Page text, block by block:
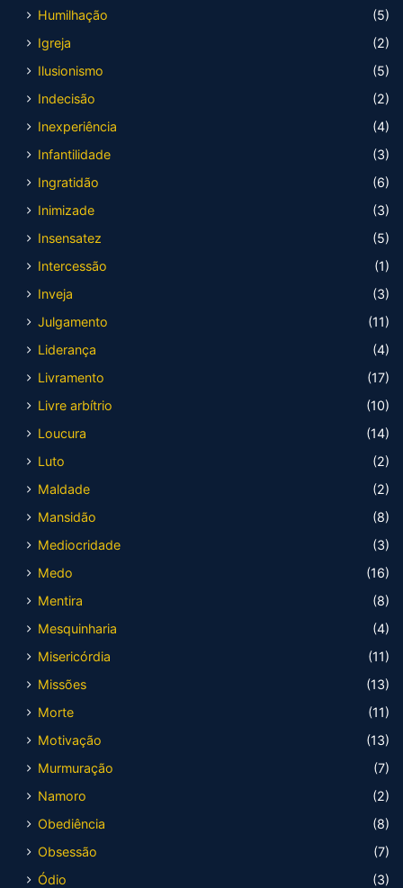
Humilhação
(5)
Igreja
(2)
Ilusionismo
(5)
Indecisão
(2)
Inexperiência
(4)
Infantilidade
(3)
Ingratidão
(6)
Inimizade
(3)
Insensatez
(5)
Intercessão
(1)
Inveja
(3)
Julgamento
(11)
Liderança
(4)
Livramento
(17)
Livre arbítrio
(10)
Loucura
(14)
Luto
(2)
Maldade
(2)
Mansidão
(8)
Mediocridade
(3)
Medo
(16)
Mentira
(8)
Mesquinharia
(4)
Misericórdia
(11)
Missões
(13)
Morte
(11)
Motivação
(13)
Murmuração
(7)
Namoro
(2)
Obediência
(8)
Obsessão
(7)
Ódio
(3)